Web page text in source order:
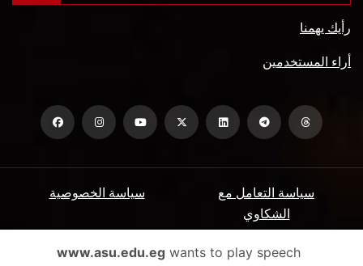
رأيك يهمنا
أراء المستخدمين
سياسة الخصوصية
سياسة التعامل مع
الشكاوي
الأسئلة الشائعة ميثاق المتعاملين www.asu.edu.egwants to play speech